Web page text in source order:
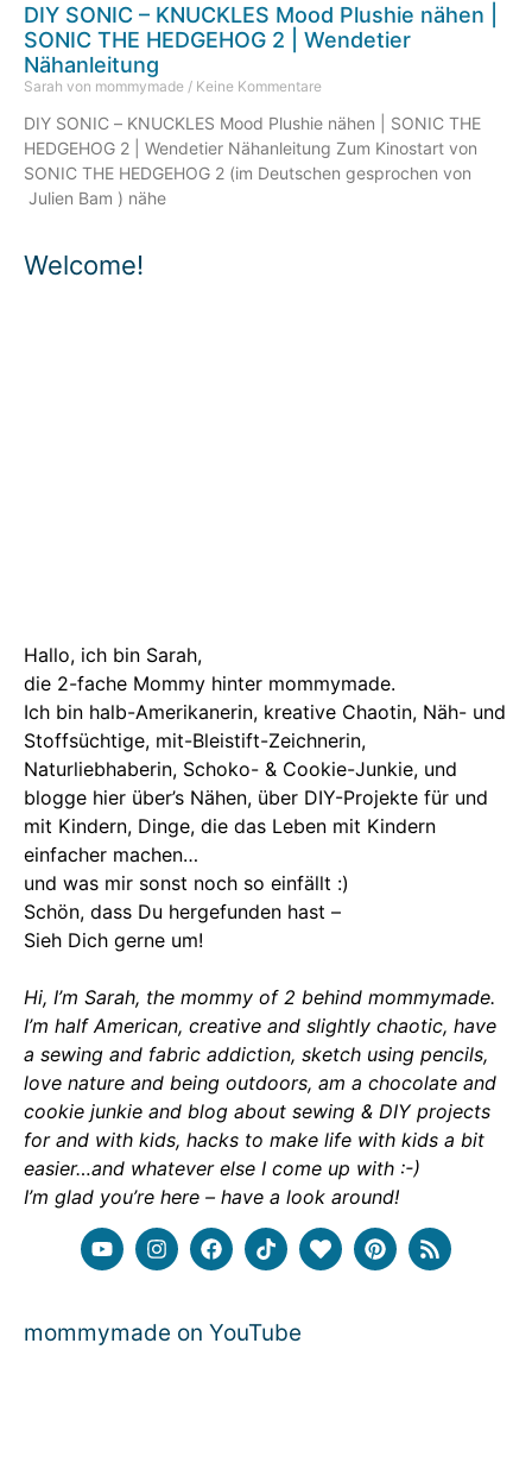
Welcome!
Hallo, ich bin Sarah,
die 2-fache Mommy hinter mommymade.
Ich bin halb-Amerikanerin, kreative Chaotin, Näh- und
Stoffsüchtige, mit-Bleistift-Zeichnerin,
Naturliebhaberin, Schoko- & Cookie-Junkie, und
blogge hier über’s Nähen, über DIY-Projekte für und
mit Kindern, Dinge, die das Leben mit Kindern
einfacher machen…
und was mir sonst noch so einfällt :)
Schön, dass Du hergefunden hast –
Sieh Dich gerne um!
Hi, I’m Sarah, the mommy of 2 behind mommymade.
I’m half American, creative and slightly chaotic, have
a sewing and fabric addiction, sketch using pencils,
love nature and being outdoors, am a chocolate and
cookie junkie and blog about sewing & DIY projects
for and with kids, hacks to make life with kids a bit
easier…and whatever else I come up with :-)
I’m glad you’re here – have a look around!
mommymade on YouTube
DIY SONIC – KNUCKLES Mood Plushie nähen |
SONIC THE HEDGEHOG 2 | Wendetier
Nähanleitung
Sarah von mommymade Keine Kommentare
DIY SONIC – KNUCKLES Mood Plushie nähen | SONIC THE
HEDGEHOG 2 | Wendetier Nähanleitung Zum Kinostart von
SONIC THE HEDGEHOG 2 (im Deutschen gesprochen von
Julien Bam ) nähe